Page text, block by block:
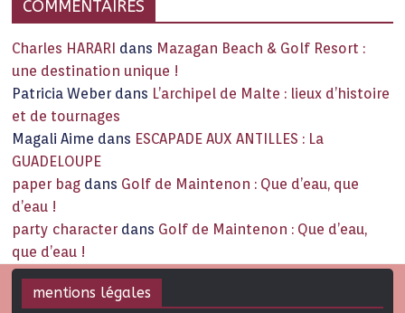
COMMENTAIRES
Charles HARARI dans Mazagan Beach & Golf Resort :
une destination unique !
Patricia Weber dans L’archipel de Malte : lieux d’histoire
et de tournages
Magali Aime dans ESCAPADE AUX ANTILLES : La
GUADELOUPE
paper bag dans Golf de Maintenon : Que d’eau, que
d’eau !
party character dans Golf de Maintenon : Que d’eau,
que d’eau !
mentions légales